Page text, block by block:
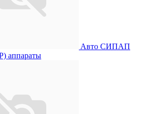
Aвто СИПАП
аппараты